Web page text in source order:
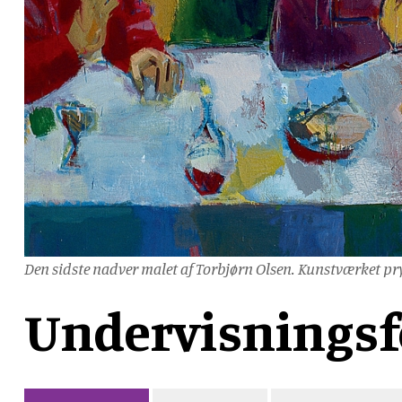
Den sidste nadver malet af Torbjørn Olsen. Kunstværket